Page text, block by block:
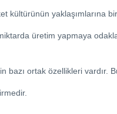
kültürünün yaklaşımlarına
üretim yapmaya
bazı ortak özellikleri vardır.